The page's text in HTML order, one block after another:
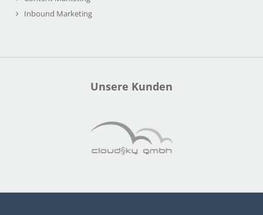
Inbound Marketing
Unsere Kunden